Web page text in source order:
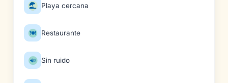
Playa cercana
Restaurante
Sin ruido